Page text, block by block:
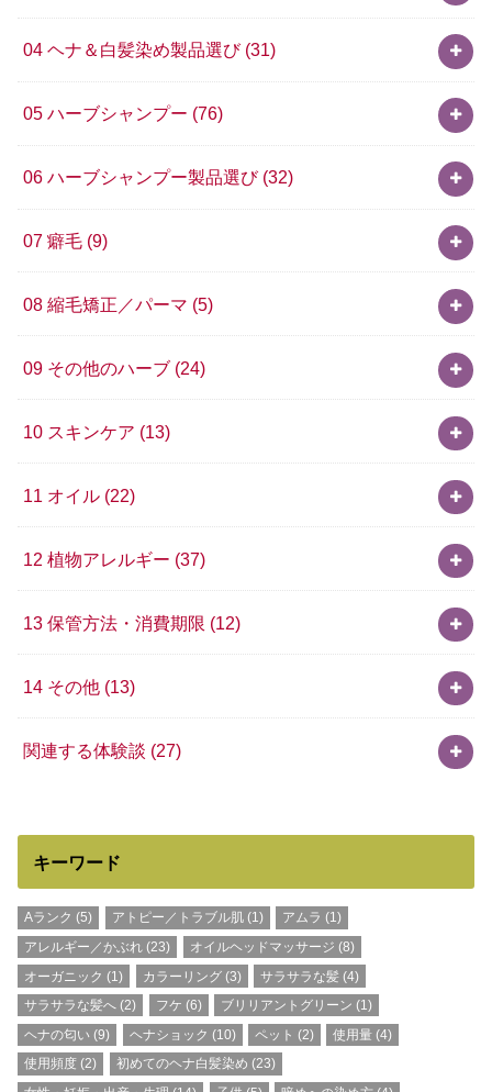
04 ヘナ＆白髪染め製品選び (31)
05 ハーブシャンプー (76)
06 ハーブシャンプー製品選び (32)
07 癖毛 (9)
08 縮毛矯正／パーマ (5)
09 その他のハーブ (24)
10 スキンケア (13)
11 オイル (22)
12 植物アレルギー (37)
13 保管方法・消費期限 (12)
14 その他 (13)
関連する体験談 (27)
キーワード
Aランク (5) アトピー／トラブル肌(1) アムラ (1)
アレルギー／かぶれ (23) オイルヘッドマッサージ (8)
オーガニック (1) カラーリング(3) サラサラな髪(4)
サラサラな髪へ (2) フケ (6) ブリリアントグリーン (1)
ヘナの匂い (9) ヘナショック (10) ペット (2) 使用量 (4)
使用頻度 (2) 初めてのヘナ白髪染め (23)